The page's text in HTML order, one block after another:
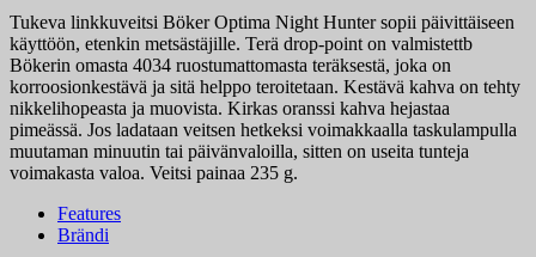
Tukeva linkkuveitsi Böker Optima Night Hunter sopii päivittäiseen
käyttöön, etenkin metsästäjille. Terä drop-point on valmistettb
Bökerin omasta 4034 ruostumattomasta teräksestä, joka on
korroosionkestävä ja sitä helppo teroitetaan. Kestävä kahva on tehty
nikkelihopeasta ja muovista. Kirkas oranssi kahva hejastaa
pimeässä. Jos ladataan veitsen hetkeksi voimakkaalla taskulampulla
muutaman minuutin tai päivänvaloilla, sitten on useita tunteja
voimakasta valoa. Veitsi painaa 235 g.
Features
Brändi